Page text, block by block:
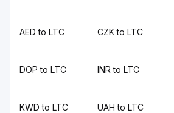
AED to LTC CZK to LTC
DOP to LTC INR to LTC
KWD to LTC UAH to LTC